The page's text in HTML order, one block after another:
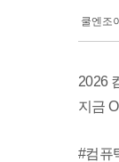
쿨엔조
2026
지금
#컴퓨